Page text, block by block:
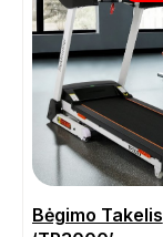
Bėgimo Takelis